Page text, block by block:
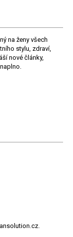
na ženy všech
stylu, zdraví,
nové články,